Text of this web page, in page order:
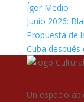
Ígor Medio
Junio 2026:
Propuesta de
Cuba después
Un espacio